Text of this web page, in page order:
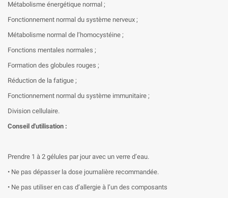
Métabolisme énergétique normal ;
Fonctionnement normal du système nerveux ;
Métabolisme normal de l’homocystéine ;
Fonctions mentales normales ;
Formation des globules rouges ;
Réduction de la fatigue ;
Fonctionnement normal du système immunitaire ;
Division cellulaire.
Conseil d'utilisation :
Prendre 1 à 2 gélules par jour avec un verre d’eau.
• Ne pas dépasser la dose journalière recommandée.
• Ne pas utiliser en cas d’allergie à l’un des composants